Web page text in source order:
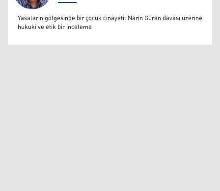
Prof. Dr. Ümit Yazıcıoğlu
Yasaların gölgesinde bir çocuk cinayeti: Narin Güran davası üzerine
hukuki ve etik bir inceleme